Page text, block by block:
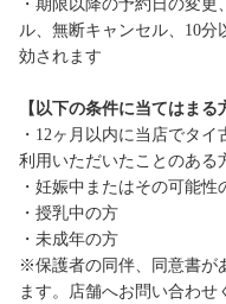
・期限以降の予約日の変
ル、無断キャンセル、10分
効されます
【以下の条件に当てはまる
・12ヶ月以内に当店でタ
利用いただいたことのある
・妊娠中またはその可能性
・授乳中の方
・未成年の方
※保護者の同伴、同意書が
ます。店舗へお問い合わせ